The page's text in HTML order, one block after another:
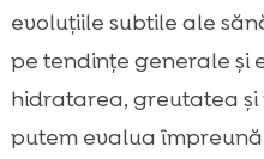
evoluțiile subtile ale
pe tendințe generale și
hidratarea, greutatea
putem evalua